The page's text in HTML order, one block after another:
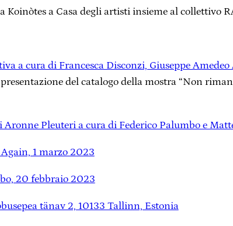
a Casa degli artisti insieme al collettivo
a cura di Francesca Disconzi, Giuseppe
del catalogo della mostra “Non
Pleuteri a cura di Federico Palumbo e
1 marzo 2023
20 febbraio 2023
tänav 2, 10133 Tallinn, Estonia